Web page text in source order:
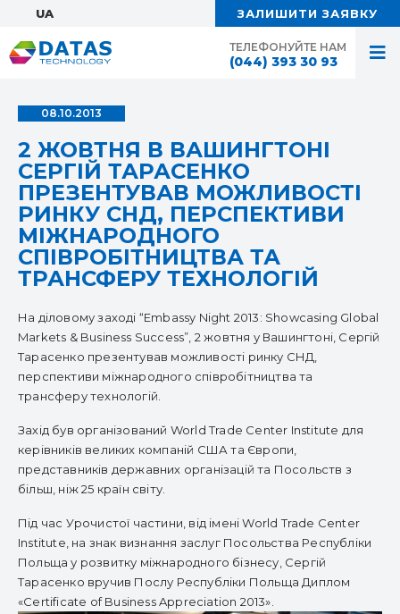
ТЕЛЕФОНУЙТЕ НАМ
(044) 393 30 93
UA: ЗАЛИШИТИ ЗАЯВКУ
08.10.2013
2 ЖОВТНЯ В ВАШИНГТОНІ
СЕРГІЙ ТАРАСЕНКО
ПРЕЗЕНТУВАВ МОЖЛИВОСТІ
РИНКУ СНД, ПЕРСПЕКТИВИ
МІЖНАРОДНОГО
СПІВРОБІТНИЦТВА ТА
ТРАНСФЕРУ ТЕХНОЛОГІЙ
На діловому заході “Embassy Night 2013: Showcasing Global
Markets & Business Success”, 2 жовтня у Вашингтоні, Сергій
Тарасенко презентував можливості ринку СНД,
перспективи міжнародного співробітництва та
трансферу технологій.
Захід був організований World Trade Center Institute для
керівників великих компаній США та Європи,
представників державних організацій та Посольств з
більш, ніж 25 країн світу.
Під час Урочистої частини, від імені World Trade Center
Institute, на знак визнання заслуг Посольства Республіки
Польща у розвитку міжнародного бізнесу, Сергій
Тарасенко вручив Послу Республіки Польща Диплом
«Certificate of Business Appreciation 2013».